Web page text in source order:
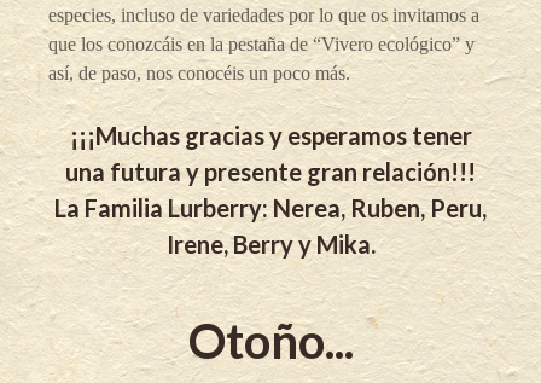
especies, incluso de variedades por lo que os invitamos a
que los conozcáis en la pestaña de “Vivero ecológico” y
así, de paso, nos conocéis un poco más.
¡¡¡Muchas gracias y esperamos tener
una futura y presente gran relación!!!
La Familia Lurberry: Nerea, Ruben, Peru,
Irene, Berry y Mika.
Otoño...